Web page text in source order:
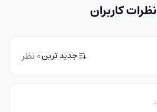
نظرات کاربران
جدید ترین0 نظر